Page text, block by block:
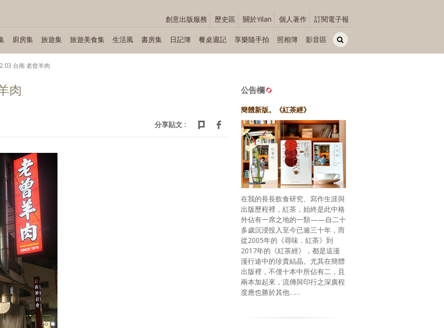
創意出版服務 歷史區 關於Yilan 個人著作 訂閱電子報
廚房集 旅遊集 旅遊美食集 生活風 書房集 日記簿 餐桌週記 享樂隨手拍 照相簿 影音區
台南 老曾羊肉
肉
分享貼文 :
公告欄
簡體新版。《紅茶經》
在我的長長飲食研究、寫作生涯與
出版歷程裡，紅茶，始終是此中格
外佔有一席之地的一類——自二十
多歲沉浸投入至今已逾三十年，而
從2005年的《尋味．紅茶》到
2017年的《紅茶經》，都是這漫
漫行途中的珍貴結晶。尤其在簡體
出版裡，不僅十本中所佔有二，且
兩本加起來，流傳與印行之深廣程
度應也勝於其他……